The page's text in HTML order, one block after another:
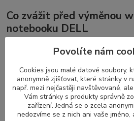
Co zvážit před výměnou
notebooku DELL
Pokud váš notebook dosud žádnou
instalace bude zahrnovat i výměnu
LCD displej rámečku s otvorem pro
případech také výměnuLVDS flex
pro připojení k webkameře.
Vaše kamera však nemusí být
zkusit následující kroky pro obnovu její
Povolíte nám
Cookies jsou malé datové soubory,
anonymně zjišťovat, které stránky v
např. mezi nejčastěji navštěvované,
Vám stránky s produkty správně
zařízení. Jedná se o zcela
nedozvíme se z nich ani vaše